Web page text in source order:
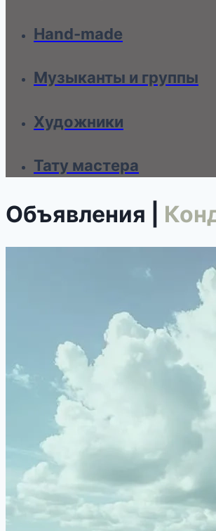
Hand-made
Музыканты и группы
Художники
Тату мастера
Объявления |